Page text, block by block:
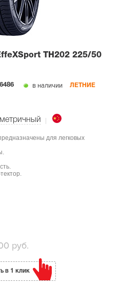
TH202 225/50
в наличии ЛЕТНИЕ
для легковых
руб.
в 1 клик